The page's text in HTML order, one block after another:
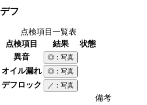
デフ
点検項目一覧表
点検項目
結果
状態
異音
◎ ：写真
オイル漏れ ◎ ：写真
デフロック ／ ：写真
備考